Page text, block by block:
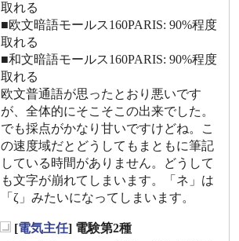
取れる
■欧文暗語モールス160PARIS: 90%程度
取れる
■和文暗語モールス160PARIS: 90%程度
取れる
欧文普通語が思ったとおり悪いです
が、全体的にそこそこの出来でした。
でも採点がかなり甘いですけどね。こ
の速度域だとどうしてもまともに筆記
している時間がありません。どうして
も文字が崩れてしまいます。「ネ」は
「ζ」みたいになってしまいます。
[電気主任] 電験第2種